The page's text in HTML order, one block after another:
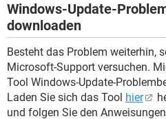
Windows-Update-
downloaden
Besteht das Problem weiterhin,
Microsoft-Support versuchen.
Tool Windows-Update-
Laden Sie sich das Tool hier
und folgen Sie den